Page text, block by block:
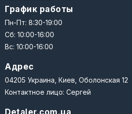
График работы
Пн-Пт: 8:30-19:00
Сб: 10:00-16:00
Вс: 10:00-16:00
Адрес
04205 Украина, Киев, Оболонская 12
Контактное лицо: Сергей
Detaler.com.ua